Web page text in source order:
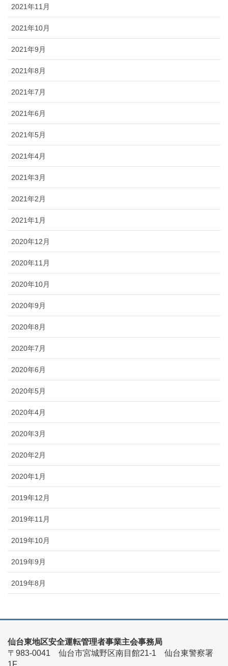
2021年11月
2021年10月
2021年9月
2021年8月
2021年7月
2021年6月
2021年5月
2021年4月
2021年3月
2021年2月
2021年1月
2020年12月
2020年11月
2020年10月
2020年9月
2020年8月
2020年7月
2020年6月
2020年5月
2020年4月
2020年3月
2020年2月
2020年1月
2019年12月
2019年11月
2019年10月
2019年9月
2019年8月
仙台東地区安全運転管理者事業主会事務局
〒983-0041 仙台市宮城野区南目館21-1 仙台東警察署
1F